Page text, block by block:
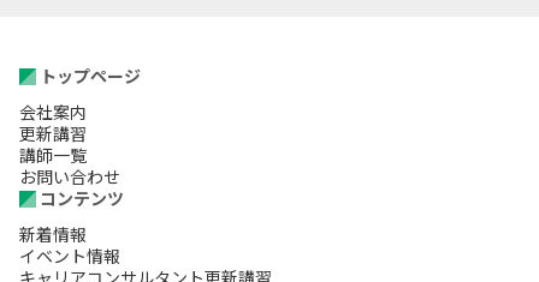
トップページ
会社案内
更新講習
講師一覧
お問い合わせ
コンテンツ
新着情報
イベント情報
キャリアコンサルタント更新講習